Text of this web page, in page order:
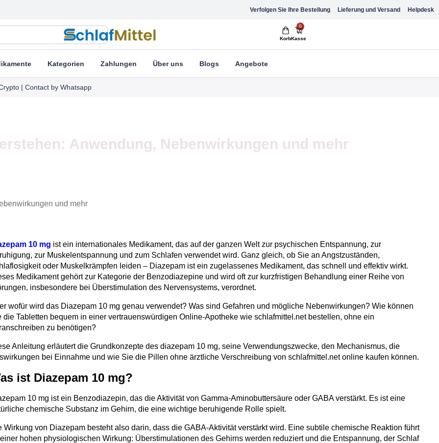
Verfolgen Sie Ihre Bestellung Lieferung und Versand Helpdesk
0
KorbKasse
Kategorien Zahlungen Über uns Blogs Angebote
| Contact by Whatsapp
Anwendung, Nebenwirkungen und mehr
und mehr
10 mg ist ein internationales Medikament, das auf der ganzen Welt zur psychischen Entspannung, zur
zur Muskelentspannung und zum Schlafen verwendet wird. Ganz gleich, ob Sie an Angstzuständen,
oder Muskelkrämpfen leiden – Diazepam ist ein zugelassenes Medikament, das schnell und effektiv wirkt.
Medikament gehört zur Kategorie der Benzodiazepine und wird oft zur kurzfristigen Behandlung einer Reihe von
insbesondere bei Überstimulation des Nervensystems, verordnet.
wofür wird das Diazepam 10 mg genau verwendet? Was sind Gefahren und mögliche Nebenwirkungen? Wie können
die Tabletten bequem in einer vertrauenswürdigen Online-Apotheke wie schlafmittel.net bestellen, ohne ein
zu benötigen?
Anleitung erläutert die Grundkonzepte des diazepam 10 mg, seine Verwendungszwecke, den Mechanismus, die
bei Einnahme und wie Sie die Pillen ohne ärztliche Verschreibung von schlafmittel.net online kaufen können.
ist Diazepam 10 mg?
10 mg ist ein Benzodiazepin, das die Aktivität von Gamma-Aminobuttersäure oder GABA verstärkt. Es ist eine
chemische Substanz im Gehirn, die eine wichtige beruhigende Rolle spielt.
Wirkung von Diazepam besteht also darin, dass die GABA-Aktivität verstärkt wird. Eine subtile chemische Reaktion führt
hohen physiologischen Wirkung: Überstimulationen des Gehirns werden reduziert und die Entspannung, der Schlaf